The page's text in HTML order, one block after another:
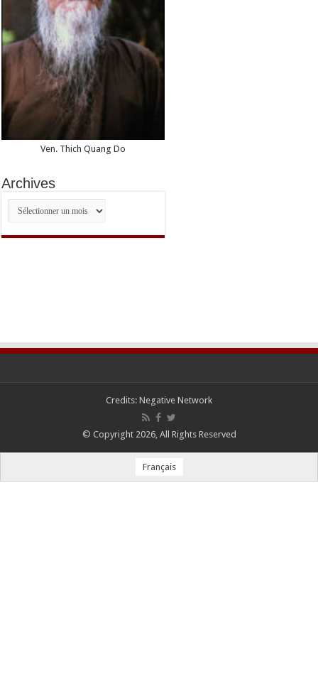
Ven. Thich Quang Do
Archives
Archives
Credits: Negative Network
© Copyright 2026, All Rights Reserved
Français